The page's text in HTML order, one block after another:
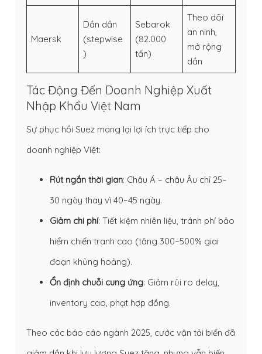
Maersk
Dần dần
(stepwise
)
Sebarok
(82.000
tấn)
Theo dõi
an ninh,
mở rộng
dần
Tác Động Đến Doanh Nghiệp Xuất
Nhập Khẩu Việt Nam
Sự phục hồi Suez mang lại lợi ích trực tiếp cho
doanh nghiệp Việt:
Rút ngắn thời gian: Châu Á – châu Âu chỉ 25–
30 ngày thay vì 40–45 ngày.
Giảm chi phí: Tiết kiệm nhiên liệu, tránh phí bảo
hiểm chiến tranh cao (tăng 300–500% giai
đoạn khủng hoảng).
Ổn định chuỗi cung ứng: Giảm rủi ro delay,
inventory cao, phạt hợp đồng.
Theo các báo cáo ngành 2025, cước vận tải biển đã